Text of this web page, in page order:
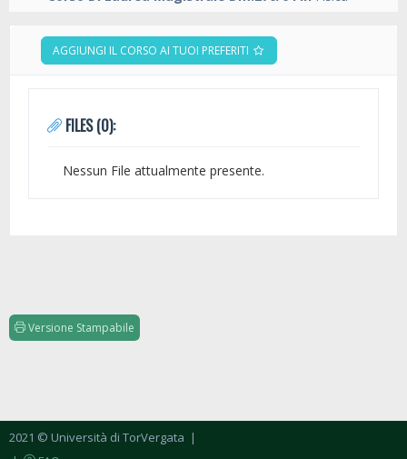
AGGIUNGI IL CORSO AI TUOI PREFERITI
FILES (0):
Nessun File attualmente presente.
Versione Stampabile
2021 © Università di TorVergata |